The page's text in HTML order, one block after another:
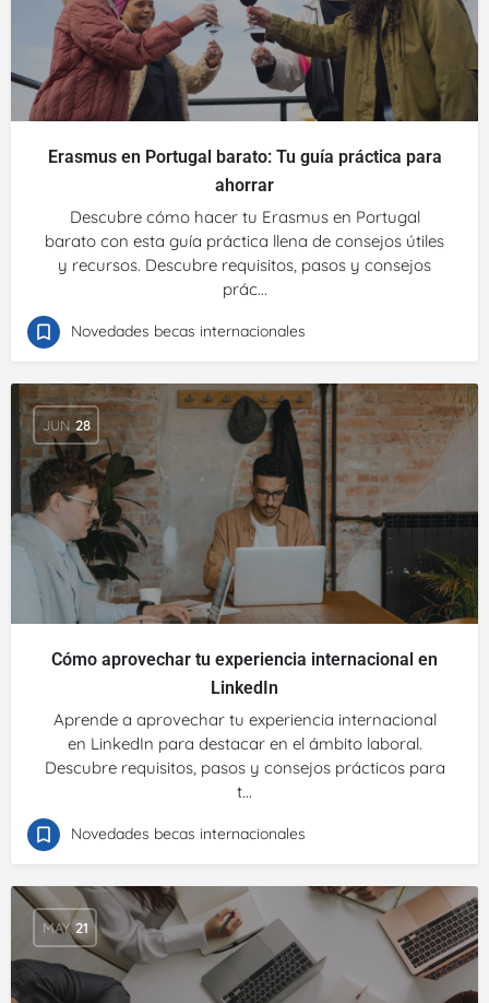
Erasmus en Portugal barato: Tu guía práctica para
ahorrar
Descubre cómo hacer tu Erasmus en Portugal
barato con esta guía práctica llena de consejos útiles
y recursos. Descubre requisitos, pasos y consejos
prác...
Novedades becas internacionales
JUN 28
Cómo aprovechar tu experiencia internacional en
LinkedIn
Aprende a aprovechar tu experiencia internacional
en LinkedIn para destacar en el ámbito laboral.
Descubre requisitos, pasos y consejos prácticos para
t...
Novedades becas internacionales
MAY 21